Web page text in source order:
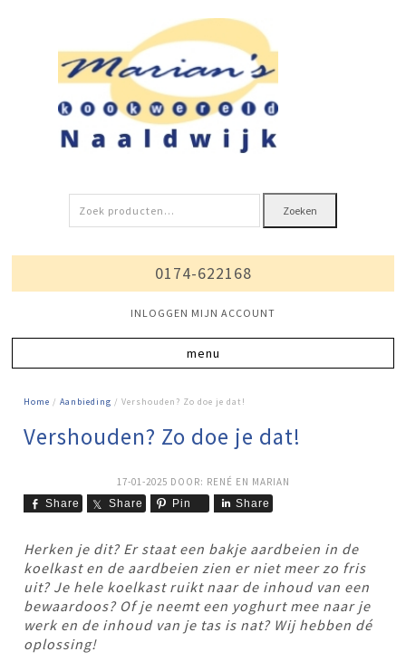
Zoeken
naar:
Zoeken
0174-622168
INLOGGEN MIJN ACCOUNT
Home /Aanbieding / Vershouden? Zo doe je dat!
Vershouden? Zo doe je dat!
17-01-2025 DOOR: RENÉ EN MARIAN
Share
Share Pin Share
Herken je dit? Er staat een bakje aardbeien in de
koelkast en de aardbeien zien er niet meer zo fris
uit? Je hele koelkast ruikt naar de inhoud van een
bewaardoos? Of je neemt een yoghurt mee naar je
werk en de inhoud van je tas is nat? Wij hebben dé
oplossing!